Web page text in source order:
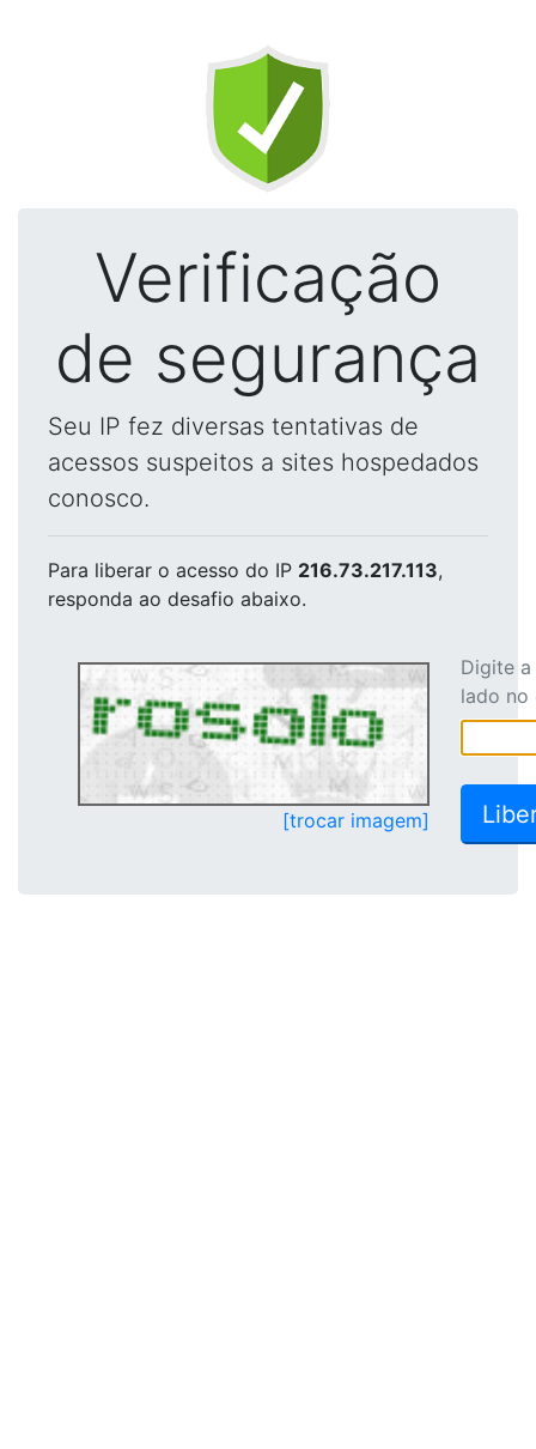
Verificação
de segurança
Seu IP fez diversas tentativas de
acessos suspeitos a sites hospedados
conosco.
Para liberar o acesso do IP 216.73.217.113,
responda ao desafio abaixo.
[trocar imagem]
Digite
lado no